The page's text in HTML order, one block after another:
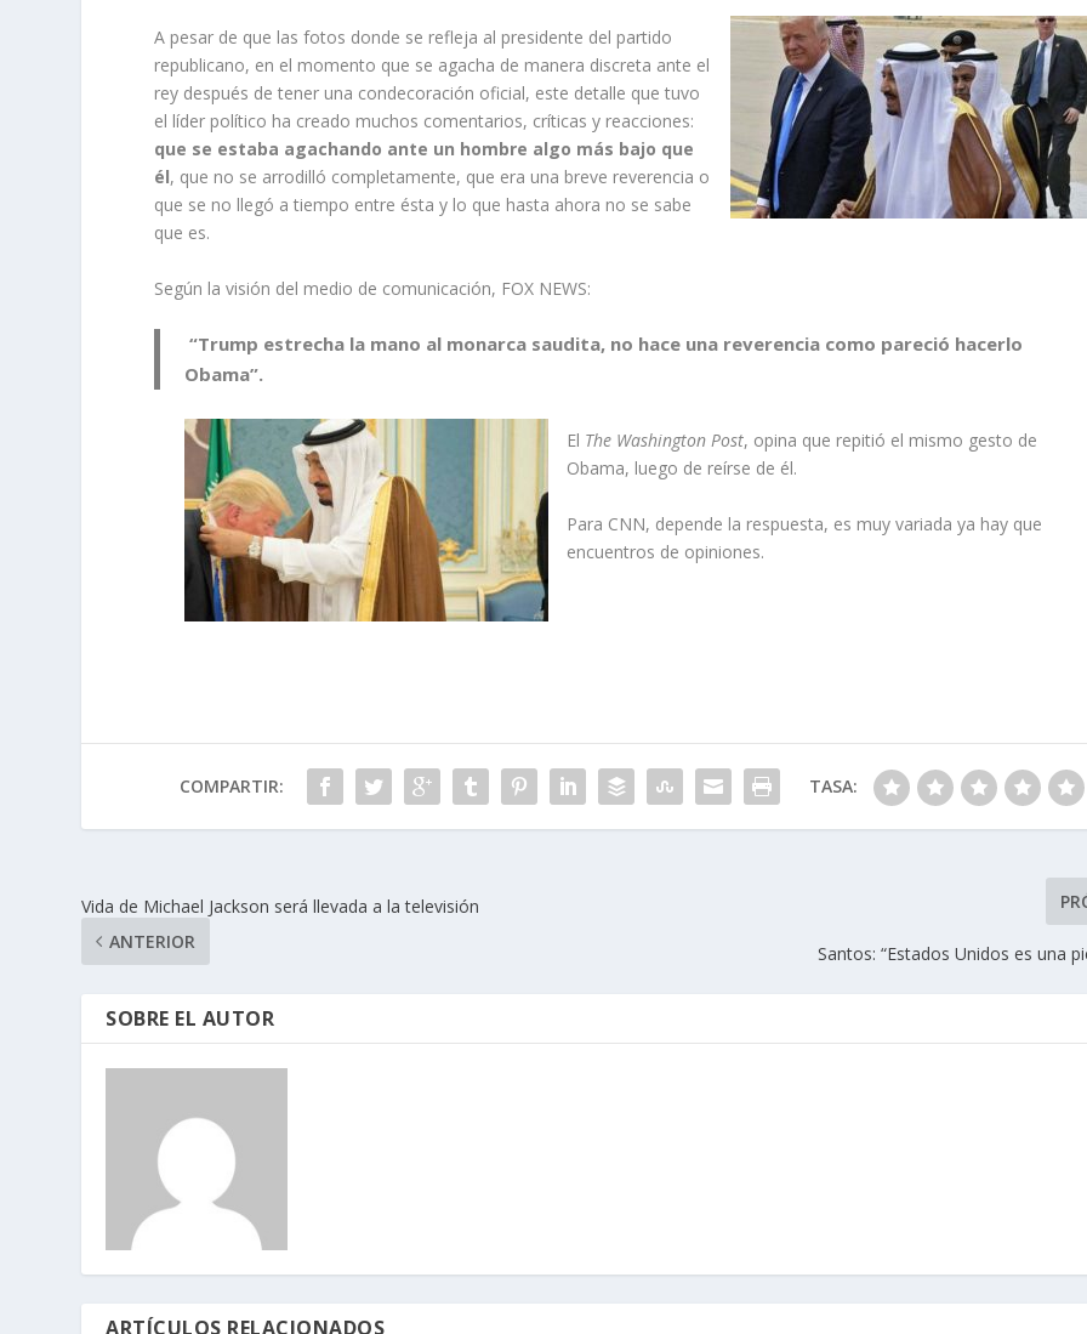
A pesar de que las fotos donde se refleja al presidente del partido
republicano, en el momento que se agacha de manera discreta ante el
rey después de tener una condecoración oficial, este detalle que tuvo
el líder político ha creado muchos comentarios, críticas y reacciones:
que se estaba agachando ante un hombre algo más bajo que
él, que no se arrodilló completamente, que era una breve reverencia o
que se no llegó a tiempo entre ésta y lo que hasta ahora no se sabe
que es.
Según la visión del medio de comunicación, FOX NEWS:
“Trump estrecha la mano al monarca saudita, no hace una reverencia como pareció hacerlo
Obama”.
El The Washington Post, opina que repitió el mismo gesto de
Obama, luego de reírse de él.
Para CNN, depende la respuesta, es muy variada ya hay que
encuentros de opiniones.
COMPARTIR: TASA:
Vida de Michael Jackson será llevada a la televisión
ANTERIOR
Santos: “Estados Unidos es una
SOBRE EL AUTOR
ARTÍCULOS RELACIONADOS